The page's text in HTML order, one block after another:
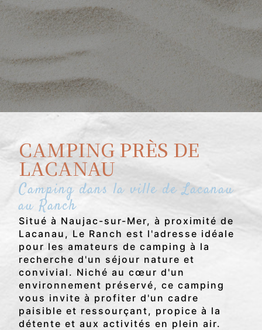
CAMPING PRÈS DE
LACANAU
Camping dans la ville de Lacanau
au Ranch
Situé à Naujac-sur-Mer, à proximité de
Lacanau, Le Ranch est l'adresse idéale
pour les amateurs de camping à la
recherche d'un séjour nature et
convivial. Niché au cœur d'un
environnement préservé, ce camping
vous invite à profiter d'un cadre
paisible et ressourçant, propice à la
détente et aux activités en plein air.